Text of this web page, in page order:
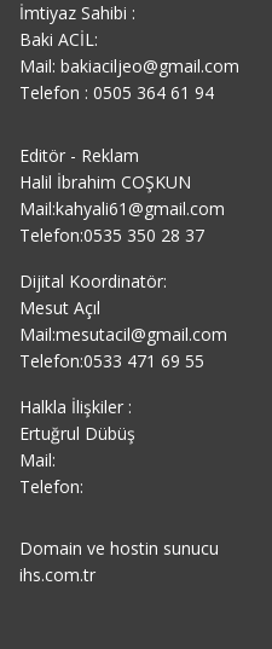
İmtiyaz Sahibi :
Baki ACİL:
Mail: bakiaciljeo@gmail.com
Telefon : 0505 364 61 94
Editör - Reklam
Halil İbrahim COŞKUN
Mail:kahyali61@gmail.com
Telefon:0535 350 28 37
Dijital Koordinatör:
Mesut Açıl
Mail:mesutacil@gmail.com
Telefon:0533 471 69 55
Halkla İlişkiler :
Ertuğrul Dübüş
Mail:
Telefon:
Domain ve hostin sunucu
ihs.com.tr